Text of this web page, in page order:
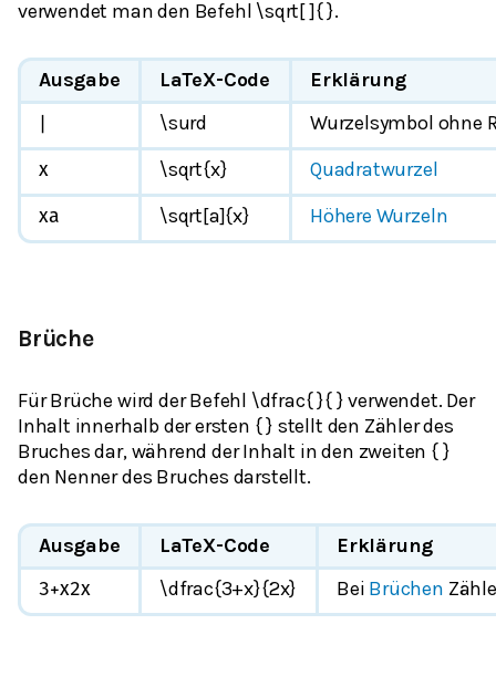
verwendet man den Befehl \sqrt[ ]{ }.
Ausgabe LaTeX-Code Erklärung
\surd Wurzelsymbol ohne
x \sqrt{x} Quadratwurzel
xa \sqrt[a]{x} Höhere Wurzeln
Brüche
Für Brüche wird der Befehl \dfrac{ }{ } verwendet. Der
Inhalt innerhalb der ersten { } stellt den Zähler des
Bruches dar, während der Inhalt in den zweiten { }
den Nenner des Bruches darstellt.
Ausgabe LaTeX-Code Erklärung
3+x2x \dfrac{3+x}{2x} Bei Brüchen